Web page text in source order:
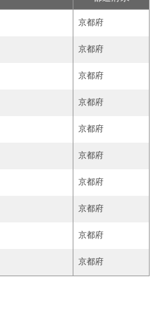
京都府
京都府
京都府
京都府
京都府
京都府
京都府
京都府
京都府
京都府